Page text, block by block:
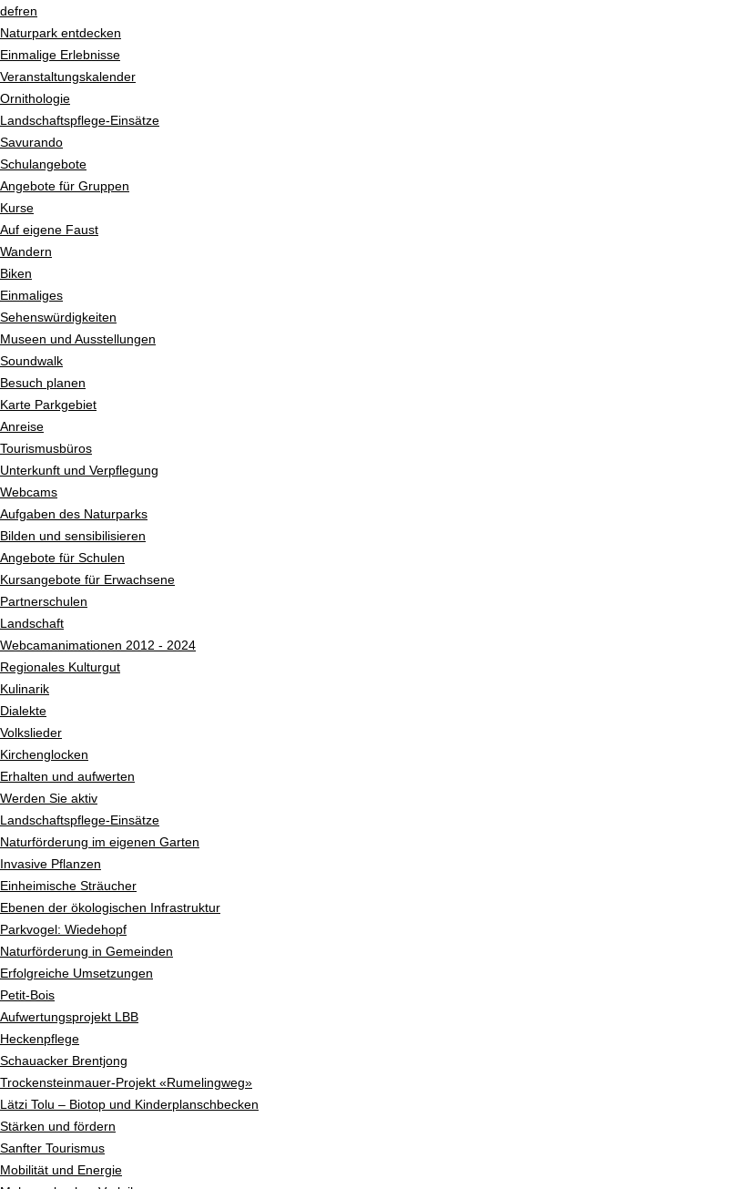
Navigieren in Pfyn-Finges
Startseite
Navigation
Inhalt
Kontakt
Sitemap
Suche
defren
Naturpark entdecken
Einmalige Erlebnisse
Veranstaltungskalender
Ornithologie
Landschaftspflege-Einsätze
Savurando
Schulangebote
Angebote für Gruppen
Kurse
Auf eigene Faust
Wandern
Biken
Einmaliges
Sehenswürdigkeiten
Museen und Ausstellungen
Soundwalk
Besuch planen
Karte Parkgebiet
Anreise
Tourismusbüros
Unterkunft und Verpflegung
Webcams
Aufgaben des Naturparks
Bilden und sensibilisieren
Angebote für Schulen
Kursangebote für Erwachsene
Partnerschulen
Landschaft
Webcamanimationen 2012 - 2024
Regionales Kulturgut
Kulinarik
Dialekte
Volkslieder
Kirchenglocken
Erhalten und aufwerten
Werden Sie aktiv
Landschaftspflege-Einsätze
Naturförderung im eigenen Garten
Invasive Pflanzen
Einheimische Sträucher
Ebenen der ökologischen Infrastruktur
Parkvogel: Wiedehopf
Naturförderung in Gemeinden
Erfolgreiche Umsetzungen
Petit-Bois
Aufwertungsprojekt LBB
Heckenpflege
Schauacker Brentjong
Trockensteinmauer-Projekt «Rumelingweg»
Lätzi Tolu – Biotop und Kinderplanschbecken
Stärken und fördern
Sanfter Tourismus
Mobilität und Energie